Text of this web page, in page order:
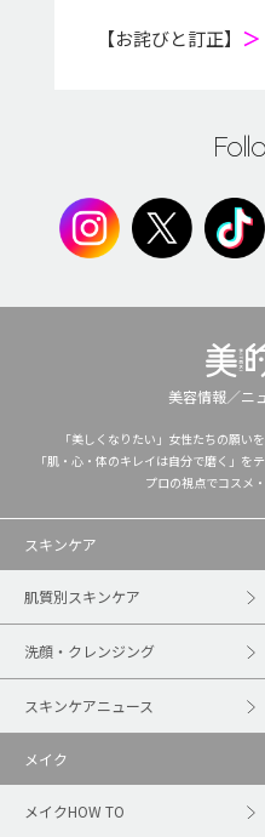
【お詫びと訂正】 ＞
美容情報／ニ
「美しくなりたい」女性たちの願い
「肌・心・体のキレイは自分で磨く」を
プロの視点でコスメ
スキンケア
肌質別スキンケア
洗顔・クレンジング
スキンケアニュース
メイク
メイクHOW TO